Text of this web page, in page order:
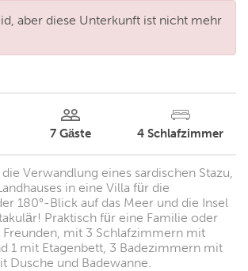
aber diese Unterkunft ist nicht mehr
7 Gäste 4 Schlafzimmer
Verwandlung eines sardischen Stazu,
in eine Villa für die
180°-Blick auf das Meer und die Insel
Praktisch für eine Familie oder
mit 3 Schlafzimmern mit
1 mit Etagenbett, 3 Badezimmern mit
Dusche und Badewanne.